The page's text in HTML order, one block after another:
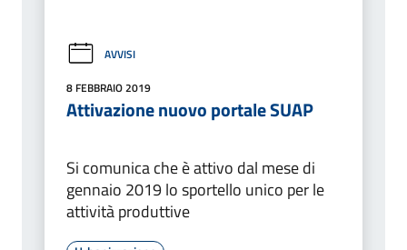
AVVISI
8 FEBBRAIO 2019
Attivazione nuovo portale SUAP
Si comunica che è attivo dal mese di
gennaio 2019 lo sportello unico per le
attività produttive